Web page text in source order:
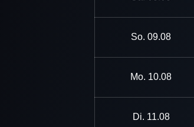
So. 09.08
Mo. 10.08
Di. 11.08